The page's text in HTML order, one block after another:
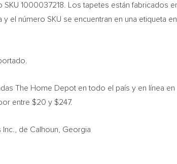
SKU 1000037218. Los tapetes están fabricados
el número SKU se encuentran en una etiqueta
The Home Depot en todo el país y en línea
entre $20 y $247.
Inc., de Calhoun, Georgia